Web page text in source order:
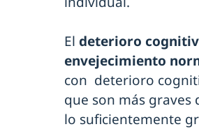
El deterioro
envejecimiento
con deterioro
que son más
lo suficientemente